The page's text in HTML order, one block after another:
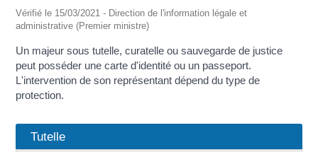
Vérifié le 15/03/2021 - Direction de l'information légale et
administrative (Premier ministre)
Un majeur sous tutelle, curatelle ou sauvegarde de justice
peut posséder une carte d'identité ou un passeport.
L'intervention de son représentant dépend du type de
protection.
Tutelle